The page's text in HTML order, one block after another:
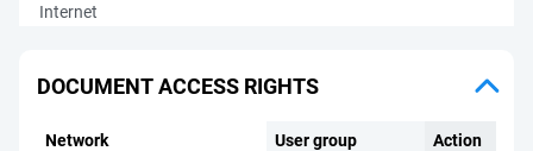
Internet
DOCUMENT ACCESS RIGHTS
Network User group Action